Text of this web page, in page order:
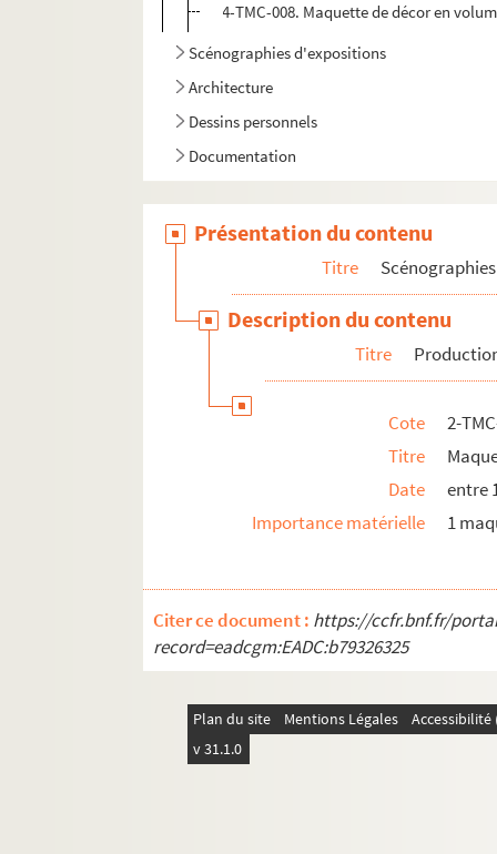
4-TMC-008. Maquette de décor en
Scénographies d'expositions
Architecture
Dessins personnels
Documentation
Présentation du contenu
Titre
Description du contenu
Titre
Cote
2-
Titre
Date
entre
Importance matérielle
1
Citer ce document : https://ccfr.bnf.fr/
record=eadcgm:EADC:b79326325
Plan du site Mentions Légales
v 31.1.0